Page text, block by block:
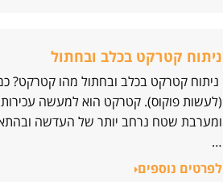
ניתוח קטרקט בכלב ובחתול
ניתוח קטרקט בכלב ובחתול מהו קטרקט?
(לעשות פוקוס). קטרקט הוא למעשה
ומערבת שטח נרחב יותר של העדשה
…
לפרטים נוספים